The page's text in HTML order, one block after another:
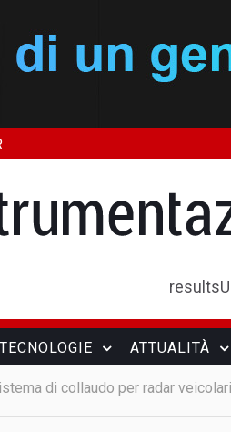
TECNOLOGIE ATTUALITÀ
di collaudo per radar